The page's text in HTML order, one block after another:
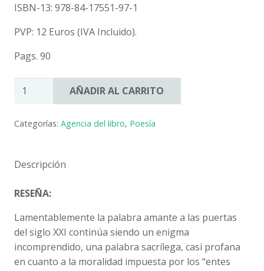
ISBN-13: 978-84-17551-97-1
PVP: 12 Euros (IVA Incluido).
Pags. 90
LA
UN
PEDRO
LENCINA
LUCAS
AÑADIR AL CARRITO
Categorías: Agencia del libro, Poesía
Descripción
RESEÑA:
Lamentablemente la palabra amante a las puertas
del siglo XXI continúa siendo un enigma
incomprendido, una palabra sacrílega, casi profana
en cuanto a la moralidad impuesta por los “entes